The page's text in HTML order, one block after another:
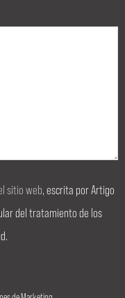
sitio web, escrita por Artigo
del tratamiento de los